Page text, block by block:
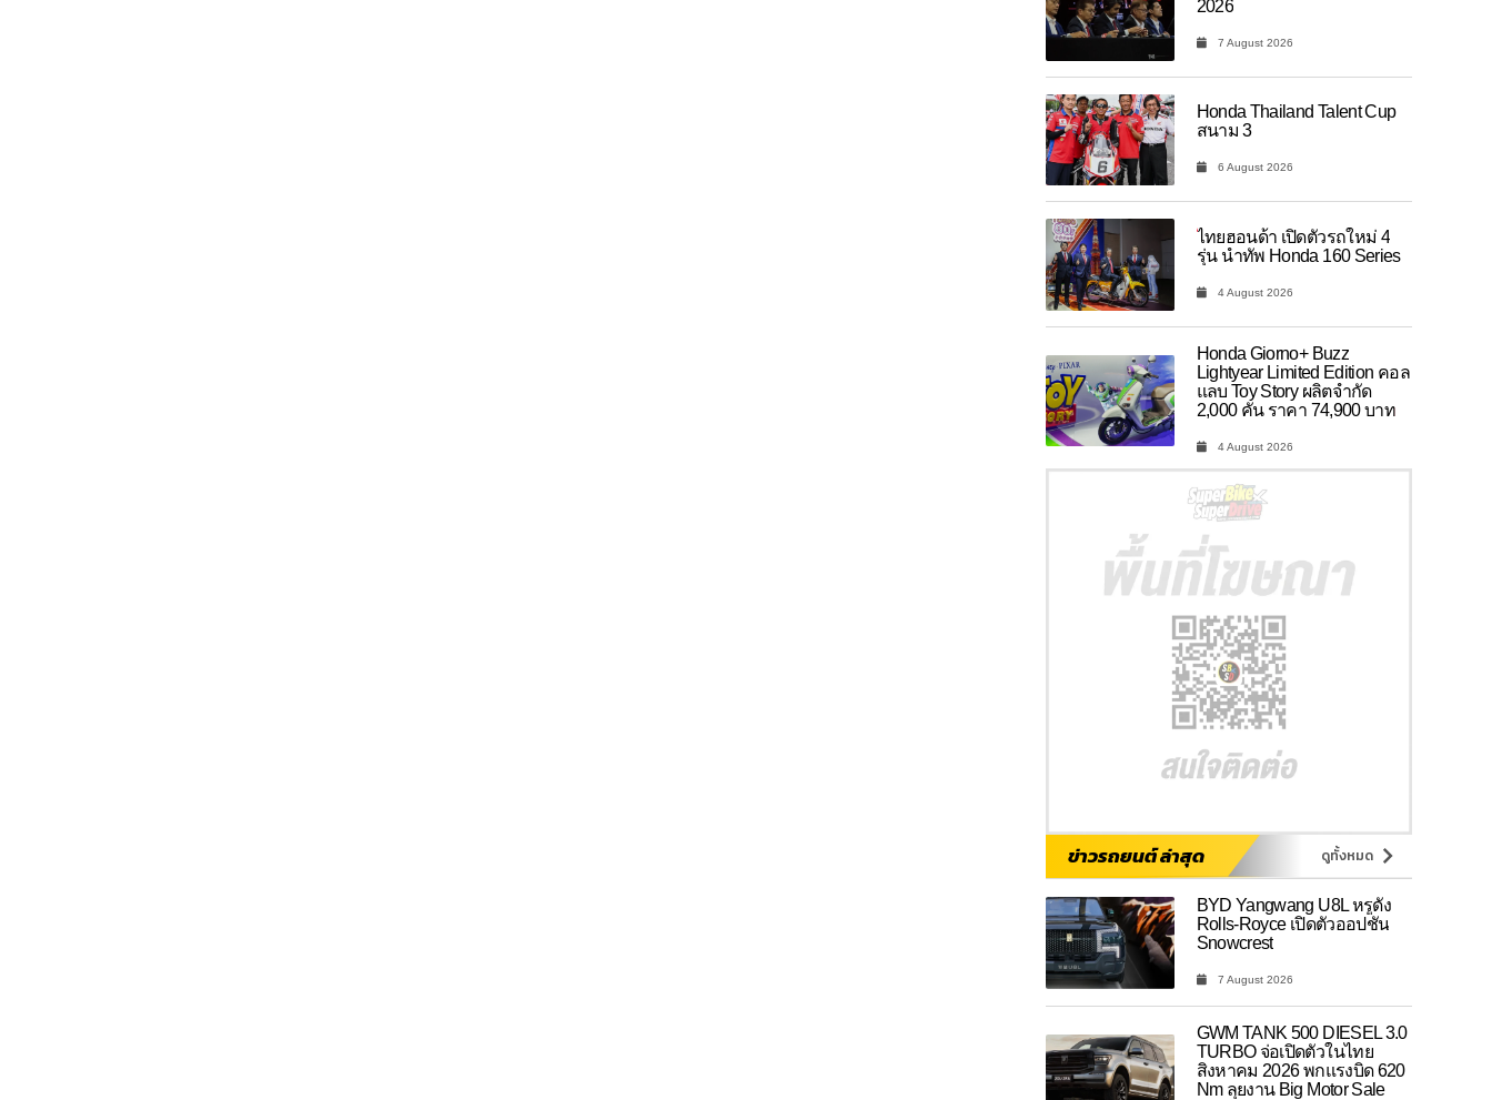
2026
7 August 2026
Honda Thailand Talent Cup
สนาม 3
6 August 2026
ไทยฮอนด้า เปิดตัวรถใหม่ 4
รุ่น นำทัพ Honda 160 Series
4 August 2026
Honda Giorno+ Buzz
Lightyear Limited Edition คอล
แลบ Toy Story ผลิตจำกัด
2,000 คัน ราคา 74,900 บาท
4 August 2026
ข่าวรถยนต์ ล่าสุด ดูทั้งหมด
BYD Yangwang U8L หรูดั่ง
Rolls-Royce เปิดตัวออปชัน
Snowcrest
7 August 2026
GWM TANK 500 DIESEL 3.0
TURBO จ่อเปิดตัวในไทย
สิงหาคม 2026 พกแรงบิด 620
Nm ลุยงาน Big Motor Sale